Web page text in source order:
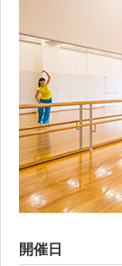
開催日